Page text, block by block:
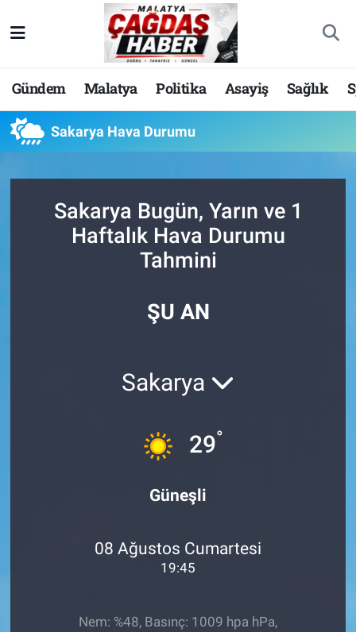
Gündem Malatya Politika Asayiş Sağlık
Sakarya Hava Durumu
Sakarya Bugün, Yarın ve 1
Haftalık Hava Durumu
Tahmini
ŞU AN
Sakarya
29°
Güneşli
08 Ağustos Cumartesi
19:45
Nem: %48, Basınç: 1009 hpa hPa,
Nöbetçi Eczaneler
Hava Durumu
Malatya Namaz Vakitleri
Trafik Durumu
Süper Lig Puan Durumu ve Fikstür
Son Dakika Haberleri